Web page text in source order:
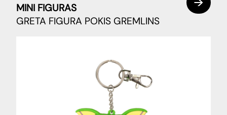
MINI FIGURAS
GRETA FIGURA POKIS GREMLINS